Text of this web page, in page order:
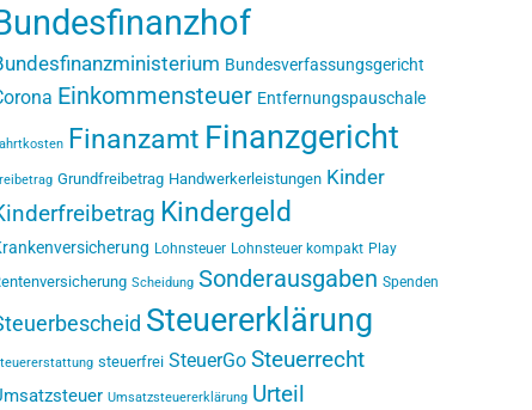
Bundesverfassungsgericht
Einkommensteuer Entfernungspauschale
Finanzamt Finanzgericht
Grundfreibetrag Handwerkerleistungen Kinder
Kindergeld
Lohnsteuer Lohnsteuer kompakt Play
Scheidung Sonderausgaben Spenden
Steuererklärung
steuerfrei SteuerGo Steuerrecht
Umsatzsteuererklärung Urteil